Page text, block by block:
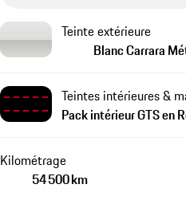
Teinte extérieure
Blanc Carrara
Teintes intérieures &
Pack intérieur GTS en
Kilométrage
54 500 km